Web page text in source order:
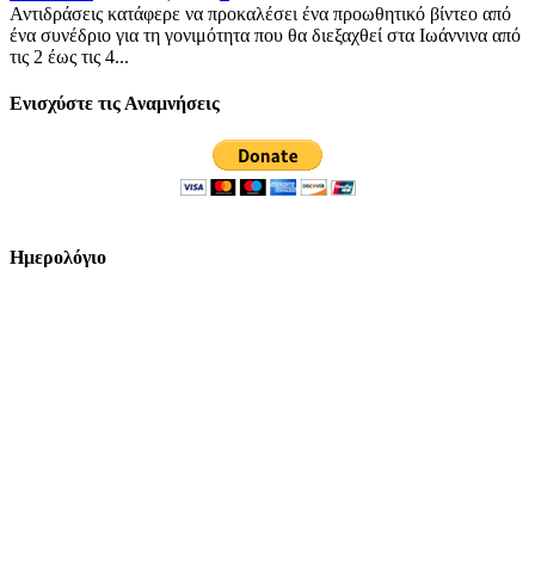
Αντιδράσεις κατάφερε να προκαλέσει ένα προωθητικό βίντεο από
ένα συνέδριο για τη γονιμότητα που θα διεξαχθεί στα Ιωάννινα από
τις 2 έως τις 4...
Ενισχύστε τις Αναμνήσεις
Ημερολόγιο